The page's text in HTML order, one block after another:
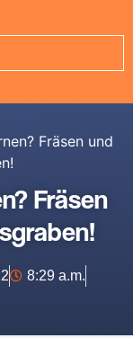
Fräsen und
Fräsen
8:29 a.m.